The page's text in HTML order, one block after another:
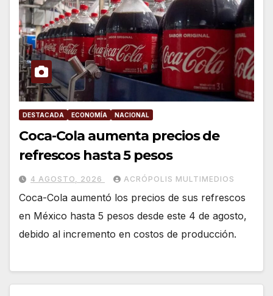
DESTACADA ECONOMÍA NACIONAL
Coca-Cola aumenta precios de
refrescos hasta 5 pesos
4 AGOSTO, 2026 ACRÓPOLIS MULTIMEDIOS
Coca-Cola aumentó los precios de sus refrescos
en México hasta 5 pesos desde este 4 de agosto,
debido al incremento en costos de producción.